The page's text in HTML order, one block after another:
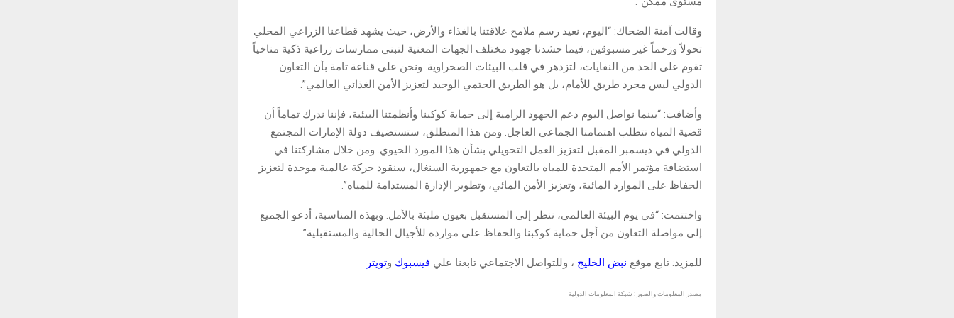
وقالت آمنة الضحاك: “اليوم، نعيد رسم ملامح علاقتنا بالغذاء والأرض، حيث يشهد قطاعنا الزراعي المحلي
تحولاً وزخماً غير مسبوقين، فيما حشدنا جهود مختلف الجهات المعنية لتبني ممارسات زراعية ذكية مناخياً
تقوم على الحد من النفايات، لتزدهر في قلب البيئات الصحراوية. ونحن على قناعة تامة بأن التعاون
الدولي ليس مجرد طريق للأمام، بل هو الطريق الحتمي الوحيد لتعزيز الأمن الغذائي العالمي”.
وأضافت: “بينما نواصل اليوم دعم الجهود الرامية إلى حماية كوكبنا وأنظمتنا البيئية، فإننا ندرك تماماً أن
قضية المياه تتطلب اهتمامنا الجماعي العاجل. ومن هذا المنطلق، ستستضيف دولة الإمارات المجتمع
الدولي في ديسمبر المقبل لتعزيز العمل التحويلي بشأن هذا المورد الحيوي. ومن خلال مشاركتنا في
استضافة مؤتمر الأمم المتحدة للمياه بالتعاون مع جمهورية السنغال، سنقود حركة عالمية موحدة لتعزيز
الحفاظ على الموارد المائية، وتعزيز الأمن المائي، وتطوير الإدارة المستدامة للمياه”.
واختتمت: “في يوم البيئة العالمي، ننظر إلى المستقبل بعيون مليئة بالأمل. وبهذه المناسبة، أدعو الجميع
إلى مواصلة التعاون من أجل حماية كوكبنا والحفاظ على موارده للأجيال الحالية والمستقبلية”.
للمزيد: تابع موقع نبض الخليج ، وللتواصل الاجتماعي تابعنا علي فيسبوك وتويتر
مصدر المعلومات والصور : شبكة المعلومات الدولية